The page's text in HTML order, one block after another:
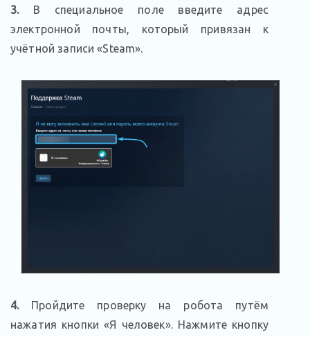
3. В специальное поле введите адрес
электронной почты, который привязан к
учётной записи «Steam».
4.Пройдите проверку на робота путём
нажатия кнопки «Я человек». Нажмите кнопку